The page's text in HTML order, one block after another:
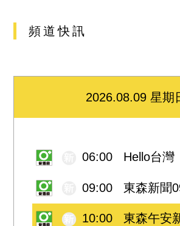
頻道快訊
2026.08.09 星期
06:00 Hello台灣
09:00 東森新聞
10:00 東森午安